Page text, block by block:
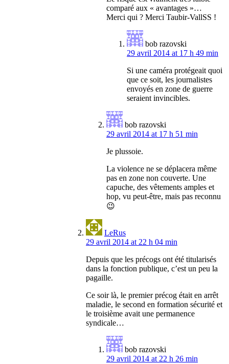
comparé aux « avantages »…
Merci qui ? Merci Taubir-VallSS !
bob razovski
29 avril 2014 at 17 h 49 min
Si une caméra protégeait quoi
que ce soit, les journalistes
envoyés en zone de guerre
seraient invincibles.
bob razovski
29 avril 2014 at 17 h 51 min
Je plussoie.
La violence ne se déplacera même
pas en zone non couverte. Une
capuche, des vêtements amples et
hop, vu peut-être, mais pas reconnu
😉
LeRus
29 avril 2014 at 22 h 04 min
Depuis que les précogs ont été titularisés
dans la fonction publique, c’est un peu la
pagaille.
Ce soir là, le premier précog était en arrêt
maladie, le second en formation sécurité et
le troisième avait une permanence
syndicale…
bob razovski
29 avril 2014 at 22 h 26 min